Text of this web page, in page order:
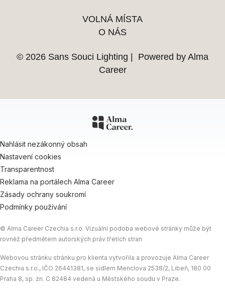
VOLNÁ MÍSTA
O NÁS
© 2026 Sans Souci Lighting | Powered by Alma
Career
Nahlásit nezákonný obsah
Nastavení cookies
Transparentnost
Reklama na portálech Alma Career
Zásady ochrany soukromí
Podmínky používání
© Alma Career Czechia s.r.o. Vizuální podoba webové stránky může být
rovněž předmětem autorských práv třetích stran
Webovou stránku stránku pro klienta vytvořila a provozuje Alma Career
Czechia s.r.o., IČO 26441381, se sídlem Menclova 2538/2, Libeň, 180 00
Praha 8, sp. zn. C 82484 vedená u Městského soudu v Praze.